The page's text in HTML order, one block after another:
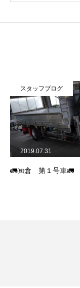
スタッフブログ
🚛㈱倉 第１号車🚛
2019.07.31